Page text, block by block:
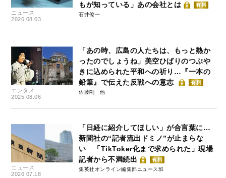
ニュース
2026.08.03
もが知っている」あの会社とは
有料
石井僚一
エンタメ
2025.08.06
「あの時、広島の人たちは、もっと熱か
ったのでしょうね」美空ひばりのつぶや
きに込められた平和への祈り…『一本の
鉛筆』で伝えた反戦への意志
有料
佐藤剛
ニュース
2026.07.18
「日経に紹介してほしい」が合言葉に…
新聞社の“記者流出ドミノ”が止まらな
い 「TikToker化まで求められた」現場
記者から不満続出
有料
集英社オンライン編集部ニュース班